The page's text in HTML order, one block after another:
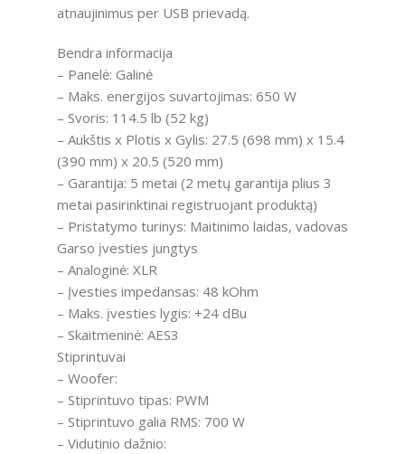
atnaujinimus per USB prievadą.
Bendra informacija
– Panelė: Galinė
– Maks. energijos suvartojimas: 650 W
– Svoris: 114.5 lb (52 kg)
– Aukštis x Plotis x Gylis: 27.5 (698 mm) x 15.4
(390 mm) x 20.5 (520 mm)
– Garantija: 5 metai (2 metų garantija plius 3
metai pasirinktinai registruojant produktą)
– Pristatymo turinys: Maitinimo laidas, vadovas
Garso įvesties jungtys
– Analoginė: XLR
– Įvesties impedansas: 48 kOhm
– Maks. įvesties lygis: +24 dBu
– Skaitmeninė: AES3
Stiprintuvai
– Woofer:
– Stiprintuvo tipas: PWM
– Stiprintuvo galia RMS: 700 W
– Vidutinio dažnio: